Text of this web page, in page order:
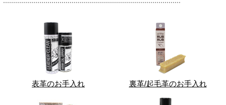
表革のお手入れ 裏革/起毛革のお手入れ